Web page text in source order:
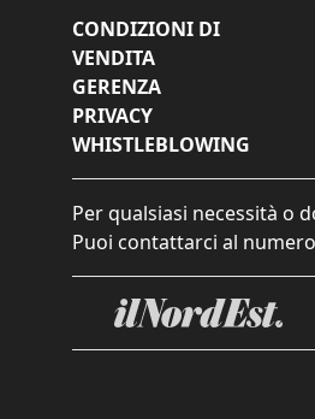
CONDIZIONI DI
VENDITA
GERENZA
PRIVACY
WHISTLEBLOWING
Per qualsiasi necessità o
Puoi contattarci al numero